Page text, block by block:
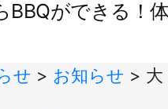
BBQができる！
せ > お知らせ > 大